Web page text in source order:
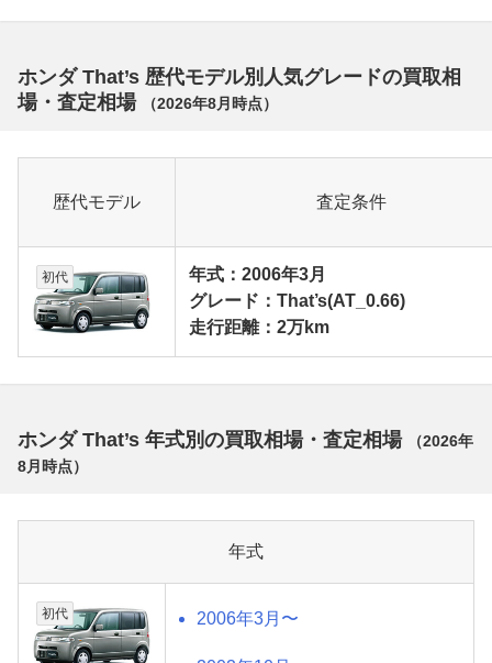
ホンダ That’s 歴代モデル別人気グレードの買取相
場・査定相場
（2026年8月 時点）
歴代モデル 査定条件
初代
年式：2006年3月
グレード：That’s(AT_0.66)
走行距離：2万km
ホンダ That’s 年式別の買取相場・査定相場 （2026年
8月 時点）
年式
初代 2006年3月〜